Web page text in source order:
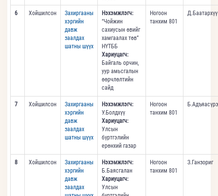
6 Хойшилсон
Захиргааны
хэргийн
давж
заалдах
шатны шүүх
Нэхэмжлэгч:
“Чойжин
сахиусын өвийг
хамгаалах төв”
НҮТББ
Хариуцагч:
Байгаль орчин,
уур амьсгалын
өөрчлөлтийн
сайд
Ногоон
танхим 801
Д.Баатархүү
7 Хойшилсон
Захиргааны
хэргийн
давж
заалдах
шатны шүүх
Нэхэмжлэгч:
У.Болдхүү
Хариуцагч:
Улсын
бүртгэлийн
ерөнхий газар
Ногоон
танхим 801
8 Хойшилсон
Захиргааны
хэргийн
давж
заалдах
Нэхэмжлэгч:
Б.Баясгалан
Хариуцагч:
Улсын
Ногоон
танхим 801
З.Ганзориг